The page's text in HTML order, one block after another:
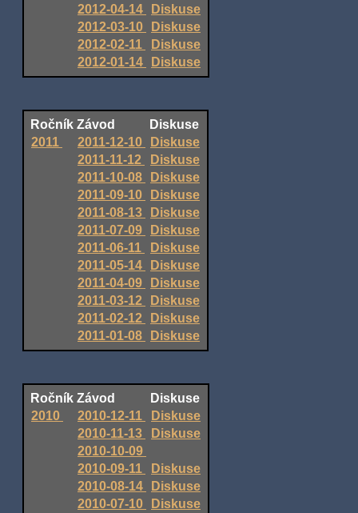
2012-04-14
Diskuse
2012-03-10
Diskuse
2012-02-11
Diskuse
2012-01-14
Diskuse
Ročník Závod
Diskuse
2011
2011-12-10
Diskuse
2011-11-12
Diskuse
2011-10-08
Diskuse
2011-09-10
Diskuse
2011-08-13
Diskuse
2011-07-09
Diskuse
2011-06-11
Diskuse
2011-05-14
Diskuse
2011-04-09
Diskuse
2011-03-12
Diskuse
2011-02-12
Diskuse
2011-01-08
Diskuse
Ročník Závod
Diskuse
2010
2010-12-11
Diskuse
2010-11-13
Diskuse
2010-10-09
2010-09-11
Diskuse
2010-08-14
Diskuse
2010-07-10
Diskuse